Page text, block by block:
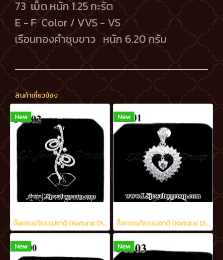
73 เม็ด หนัก 1.25 กะรัต
E - F Color / VVS - VS
เรือนทองคำชุบขาว หนัก 6.20 กรัม
สินค้าเกี่ยวข้อง
New
จี้เพชรแท้ธรรมชาติ (Natural Diamonds) 1.70 Ct.
New
จี้เพชรแท้ธรรมชาติ (Natural Diamonds) 2.21 Ct.
New New